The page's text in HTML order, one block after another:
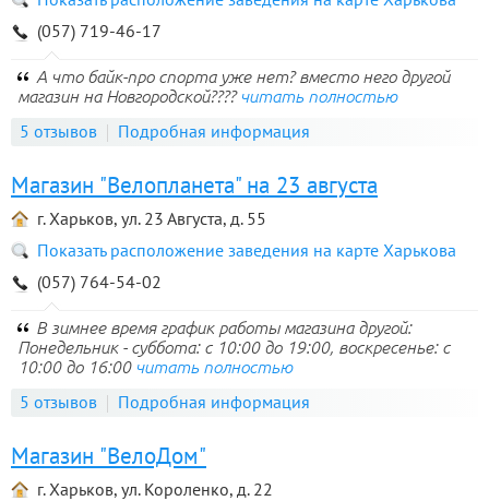
(057) 719-46-17
А что байк-про спорта уже нет? вместо него другой
магазин на Новгородской???? читать полностью
5 отзывов Подробная информация
Магазин "Велопланета" на 23 августа
г. Харьков, ул. 23 Августа, д. 55
Показать расположение заведения на карте Харькова
(057) 764-54-02
В зимнее время график работы магазина другой:
Понедельник - суббота: с 10:00 до 19:00, воскресенье: с
10:00 до 16:00 читать полностью
5 отзывов Подробная информация
Магазин "ВелоДом"
г. Харьков, ул. Короленко, д. 22